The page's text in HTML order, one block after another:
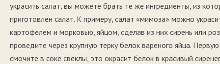
украсить салат, вы можете брать те же ингредиенты, из
приготовлен салат. К примеру, салат «мимоза» можно
картофелем и морковью, яйцом, сделав из них сирень или
проведите через крупную терку белок вареного яйца.
смочите в соке свеклы, это окрасит белок в красивый